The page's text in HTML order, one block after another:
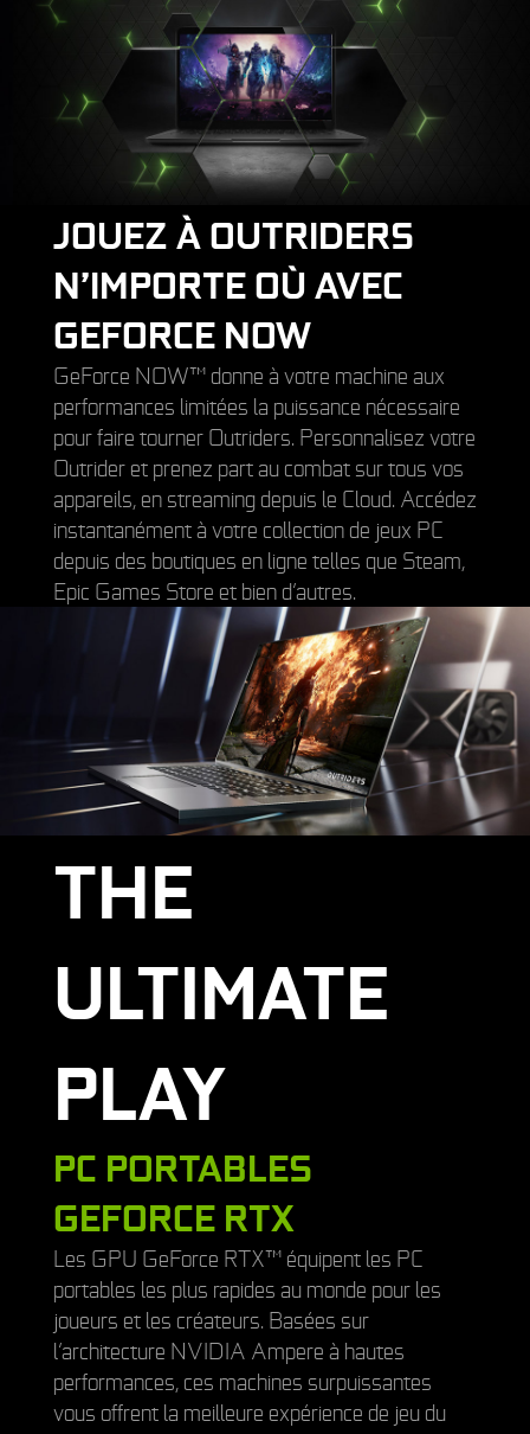
JOUEZ À OUTRIDERS
N’IMPORTE OÙ AVEC
GEFORCE NOW
GeForce NOW™ donne à votre machine aux
performances limitées la puissance nécessaire
pour faire tourner Outriders. Personnalisez votre
Outrider et prenez part au combat sur tous vos
appareils, en streaming depuis le Cloud. Accédez
instantanément à votre collection de jeux PC
depuis des boutiques en ligne telles que Steam,
Epic Games Store et bien d’autres.
THE
ULTIMATE
PLAY
PC PORTABLES
GEFORCE RTX
Les GPU GeForce RTX™ équipent les PC
portables les plus rapides au monde pour les
joueurs et les créateurs. Basées sur
l’architecture NVIDIA Ampere à hautes
performances, ces machines surpuissantes
vous offrent la meilleure expérience de jeu du